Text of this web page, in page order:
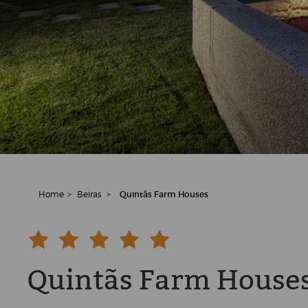
Home > Beiras > Quintãs Farm Houses
Quintãs Farm